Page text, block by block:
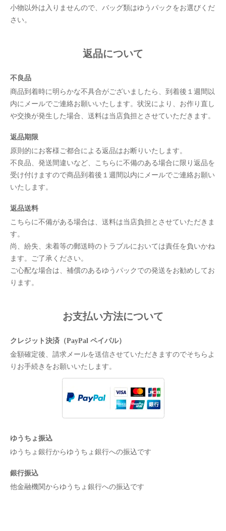
小物以外は入りませんので、バッグ類はゆうパックをお選びくだ
さい。
返品について
不良品
商品到着時に明らかな不具合がございましたら、到着後１週間以
内にメールでご連絡お願いいたします。状況により、お作り直し
や交換が発生した場合、送料は当店負担とさせていただきます。
返品期限
原則的にお客様ご都合による返品はお断りいたします。
不良品、発送間違いなど、こちらに不備のある場合に限り返品を
受け付けますので商品到着後１週間以内にメールでご連絡お願い
いたします。
返品送料
こちらに不備がある場合は、送料は当店負担とさせていただきま
す。
尚、紛失、未着等の郵送時のトラブルにおいては責任を負いかね
ます。ご了承ください。
ご心配な場合は、補償のあるゆうパックでの発送をお勧めしてお
ります。
お支払い方法について
クレジット決済（PayPal ペイパル）
金額確定後、請求メールを送信させていただきますのでそちらよ
りお手続きをお願いいたします。
ゆうちょ振込
ゆうちょ銀行からゆうちょ銀行への振込です
銀行振込
他金融機関からゆうちょ銀行への振込です